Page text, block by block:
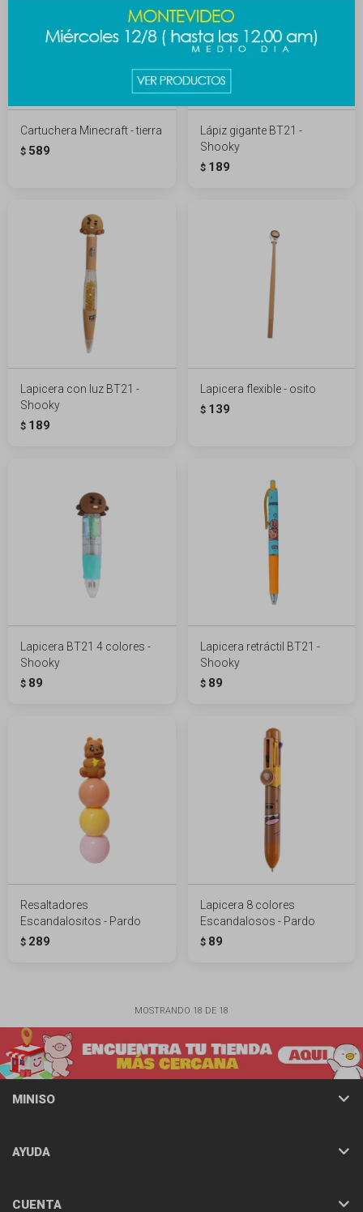
Cartuchera Minecraft - tierra
$ 589
Lápiz gigante BT21 -
Shooky
$ 189
Lapicera con luz BT21 -
Shooky
$ 189
Lapicera flexible - osito
$ 139
Lapicera BT21 4 colores -
Shooky
$ 89
Lapicera retráctil BT21 -
Shooky
$ 89
Resaltadores
Escandalositos - Pardo
$ 289
Lapicera 8 colores
Escandalosos - Pardo
$ 89
MOSTRANDO 18 DE 18
MINISO
AYUDA
CUENTA